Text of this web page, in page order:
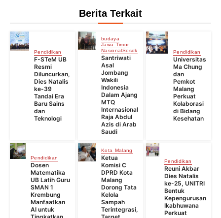
Berita Terkait
Pendidikan
F-STeM UB
Resmi
Diluncurkan,
Dies Natalis
ke-39
Tandai Era
Baru Sains
dan
Teknologi
budaya
Jawa Timur
NasionalSosok
Santriwati
Asal
Jombang
Wakili
Indonesia
Dalam Ajang
MTQ
Internasional
Raja Abdul
Azis di Arab
Saudi
Pendidikan
Universitas
Ma Chung
dan
Pemkot
Malang
Perkuat
Kolaborasi
di Bidang
Kesehatan
Pendidikan
Dosen
Matematika
UB Latih Guru
SMAN 1
Krembung
Manfaatkan
AI untuk
Kota Malang
Ketua
Komisi C
DPRD Kota
Malang
Dorong Tata
Kelola
Sampah
Terintegrasi,
Pendidikan
Reuni Akbar
Dies Natalis
ke-25, UNITRI
Bentuk
Kepengurusan
Ikabhuwana
Perkuat